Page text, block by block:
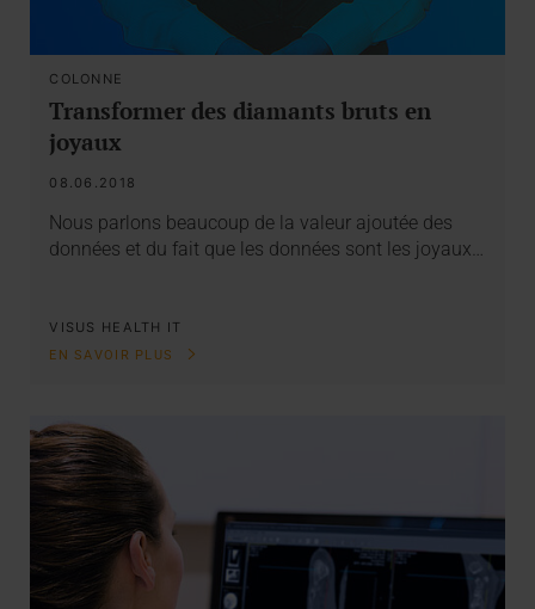
COLONNE
Transformer des diamants bruts en
joyaux
08.06.2018
Nous parlons beaucoup de la valeur ajoutée des
données et du fait que les données sont les joyaux…
VISUS HEALTH IT
EN SAVOIR PLUS